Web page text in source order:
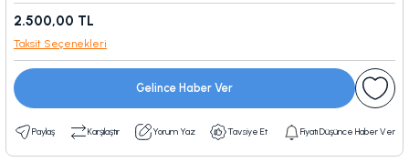
2.500,00 TL
Taksit Seçenekleri
Gelince Haber Ver
Paylaş Karşılaştır Yorum Yaz Tavsiye Et Fiyatı Düşünce Haber Ver